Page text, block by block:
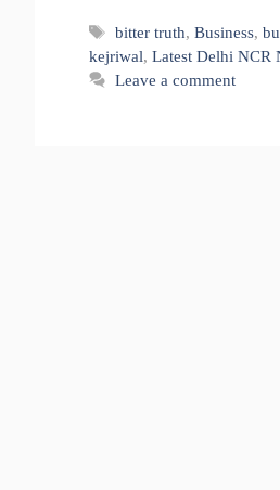
Tags
bitter truth,Business,
kejriwal, Latest Delhi NCR
Leave a comment